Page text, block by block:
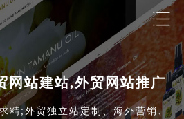
网站建站,外贸网站推广
精;外贸独立站定制、海外营销、